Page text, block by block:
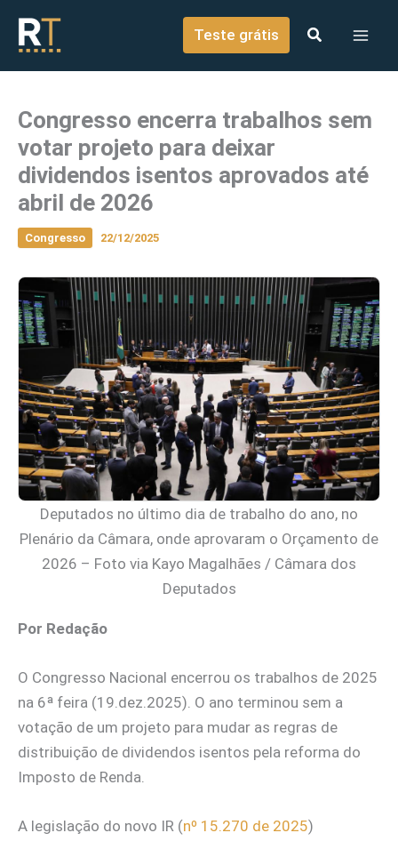
conteúdo
Teste grátis
Congresso encerra trabalhos sem
votar projeto para deixar
dividendos isentos aprovados até
abril de 2026
Congresso 22/12/2025
Deputados no último dia de trabalho do ano, no
Plenário da Câmara, onde aprovaram o Orçamento de
2026 – Foto via Kayo Magalhães / Câmara dos
Deputados
Por Redação
O Congresso Nacional encerrou os trabalhos de 2025
na 6ª feira (19.dez.2025). O ano terminou sem a
votação de um projeto para mudar as regras de
distribuição de dividendos isentos pela reforma do
Imposto de Renda.
A legislação do novo IR (nº 15.270 de 2025)